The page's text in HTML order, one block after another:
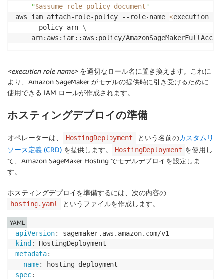
"$assume_role_policy_document"
aws iam attach-role-policy --role-name <execution
    --policy-arn
\
<execution role name>を適切なロール名に置き換えます。これに
より、Amazon SageMaker がモデルの提供時に引き受けるために
使用できる IAM ロールが作成されます。
ホスティングデプロイの準備
オペレーターは、 HostingDeployment という名前のカスタムリ
ソース定義 (CRD) を提供します。 HostingDeployment を使用し
て、Amazon SageMaker Hosting でモデルデプロイを設定しま
す。
ホスティングデプロイを準備するには、次の内容の
hosting.yaml というファイルを作成します。
apiVersion:
kind:
metadata:
name: hosting-
spec:
YAML